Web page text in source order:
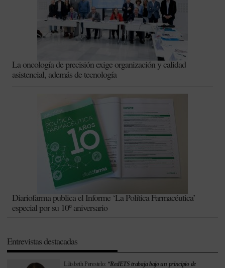
La oncología de precisión exige organización y calidad
asistencial, además de tecnología
Diariofarma publica el Informe ‘La Política Farmacéutica’
especial por su 10º aniversario
Entrevistas destacadas
Lilisbeth Perestelo: “RedETS trabaja bajo un principio de